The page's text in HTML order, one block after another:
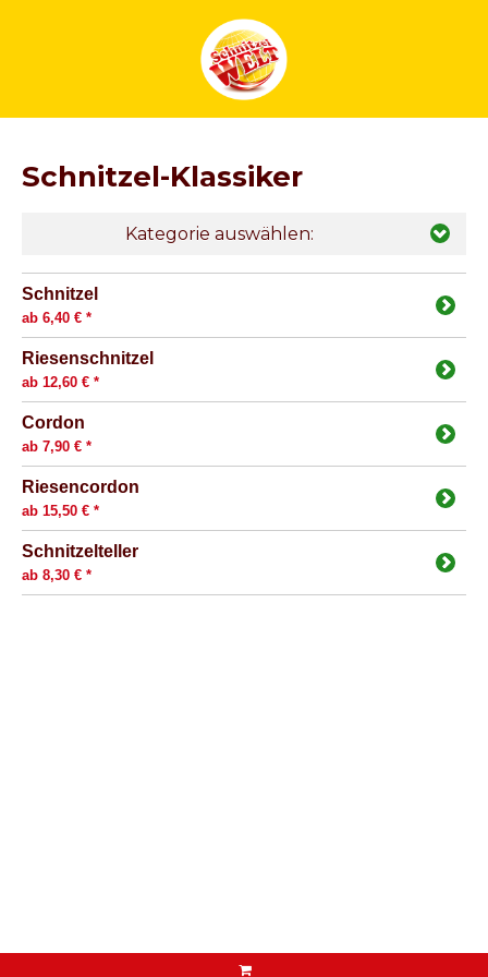
Schnitzel-Klassiker
Kategorie auswählen:
Schnitzel
ab 6,40 € *
Riesenschnitzel
ab 12,60 € *
Cordon
ab 7,90 € *
Riesencordon
ab 15,50 € *
Schnitzelteller
ab 8,30 € *